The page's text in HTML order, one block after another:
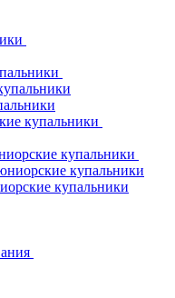
купальники
купальники
купальники
купальники